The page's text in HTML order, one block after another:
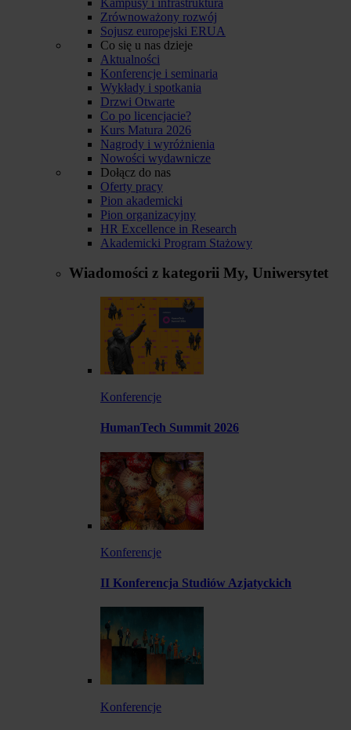
Zrównoważony rozwój
Sojusz europejski ERUA
Co się u nas dzieje
Aktualności
Konferencje i seminaria
Wykłady i spotkania
Drzwi Otwarte
Co po licencjacie?
Kurs Matura 2026
Nagrody i wyróżnienia
Nowości wydawnicze
Dołącz do nas
Oferty pracy
Pion akademicki
Pion organizacyjny
HR Excellence in Research
Akademicki Program Stażowy
Wiadomości z kategorii My, Uniwersytet
Konferencje
HumanTech Summit 2026
Konferencje
II Konferencja Studiów Azjatyckich
Konferencje